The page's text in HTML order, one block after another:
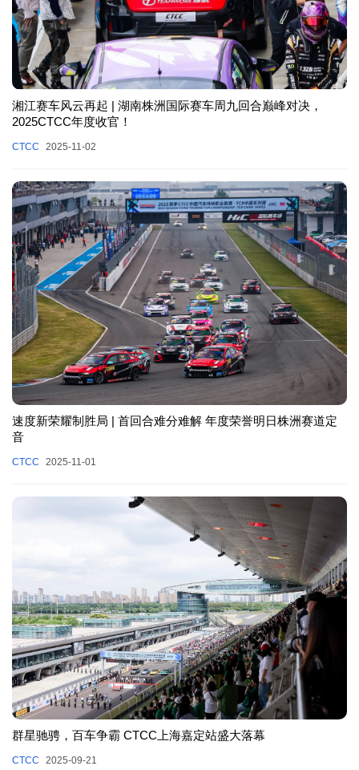
湘江赛车风云再起 | 湖南株洲国际赛车周九回合巅峰对决，
2025CTCC年度收官！
CTCC 2025-11-02
速度新荣耀制胜局 | 首回合难分难解 年度荣誉明日株洲赛道定
音
CTCC 2025-11-01
群星驰骋，百车争霸 CTCC上海嘉定站盛大落幕
CTCC 2025-09-21